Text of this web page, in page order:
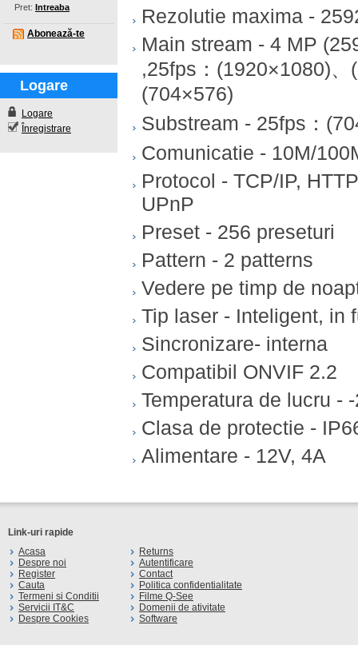
Pret: Intreaba
Abonează-te
Logare
Logare
Înregistrare
Rezolutie maxima -
Main stream - 4 MP
,25fps：(1920×1080)
(704×576)
Substream - 25fps：
Comunicatie - 10M/
Protocol - TCP/IP,
UPnP
Preset - 256 preseturi
Pattern - 2 patterns
Vedere pe timp de
Tip laser - Inteligent, in
Sincronizare- interna
Compatibil ONVIF 2.2
Temperatura de lucru -
Clasa de protectie -
Alimentare - 12V, 4A
Link-uri rapide
Acasa
Returns
Despre noi
Autentificare
Register
Contact
Cauta
Politica confidentialitate
Termeni si Conditii
Filme Q-See
Servicii IT&C
Domenii de ativitate
Despre Cookies
Software